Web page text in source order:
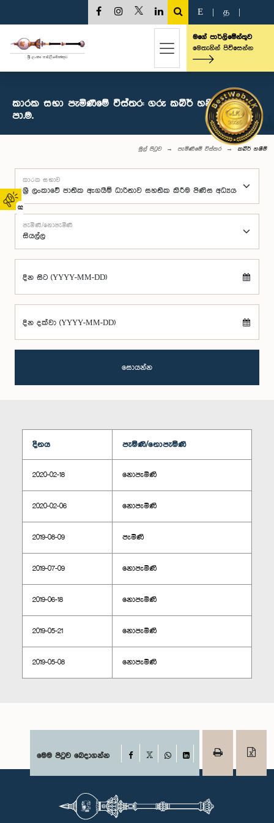
02
E த
මගේ පාර්ලිමේන්තුව
මෙතැනින් පිවිසෙන්න
කාරක සභා පැමිණීමේ විස්තර: ගරු කබීර් හෂීම් මහතා,
පා.ම.
මුල් පිටුව පැමිණීමේ විස්තර කබීර් හෂීම්
කාරක සභාව
පැමිණි/නොපැමිණි
දින සිට (YYYY-MM-DD)
දින දක්වා (YYYY-MM-DD)
සොයන්න
දිනය පැමිණි/නොපැමිණි
2020-02-18 නොපැමිණි
2020-02-06 නොපැමිණි
2019-08-09 පැමිණි
2019-07-09 නොපැමිණි
2019-06-18 නොපැමිණි
2019-05-21 නොපැමිණි
2019-05-08 නොපැමිණි
මෙම පිටුව බෙදාගන්න Facebook
WhatsAppLinkedIn